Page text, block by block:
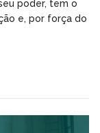
poder, tem o
e, por força do